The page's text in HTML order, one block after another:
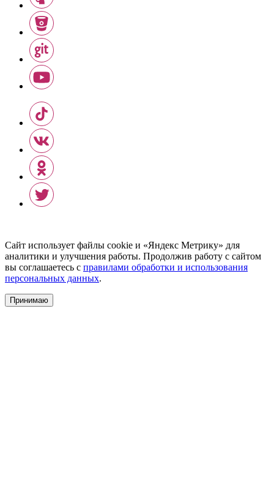
Сайт использует файлы cookie и «Яндекс Метрику» для
аналитики и улучшения работы. Продолжив работу с сайтом
вы соглашаетесь с правилами обработки и использования
персональных данных.
Принимаю